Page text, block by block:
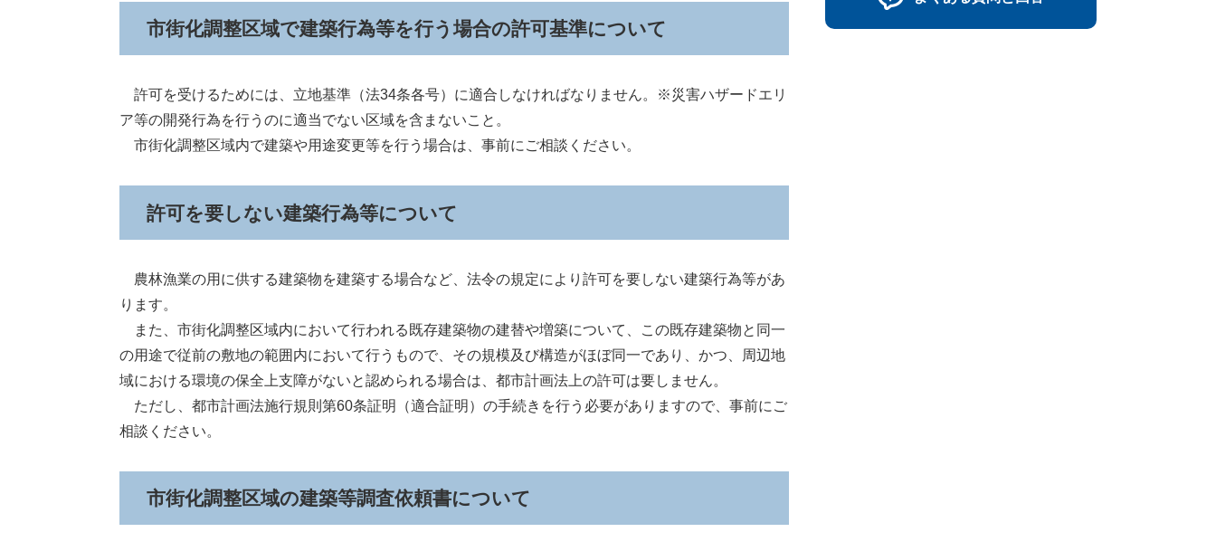
市街化調整区域で建築行為等を行う場合の許可基準について
許可を受けるためには、立地基準（法34条各号）に適合しなければなりません。※災害ハザードエリ
ア等の開発行為を行うのに適当でない区域を含まないこと。
市街化調整区域内で建築や用途変更等を行う場合は、事前にご相談ください。
許可を要しない建築行為等について
農林漁業の用に供する建築物を建築する場合など、法令の規定により許可を要しない建築行為等があ
ります。
また、市街化調整区域内において行われる既存建築物の建替や増築について、この既存建築物と同一
の用途で従前の敷地の範囲内において行うもので、その規模及び構造がほぼ同一であり、かつ、周辺地
域における環境の保全上支障がないと認められる場合は、都市計画法上の許可は要しません。
ただし、都市計画法施行規則第60条証明（適合証明）の手続きを行う必要がありますので、事前にご
相談ください。
市街化調整区域の建築等調査依頼書について